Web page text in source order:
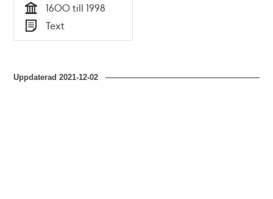
Tid
1600 till 1998
Typ
Text
Uppdaterad2021-12-02